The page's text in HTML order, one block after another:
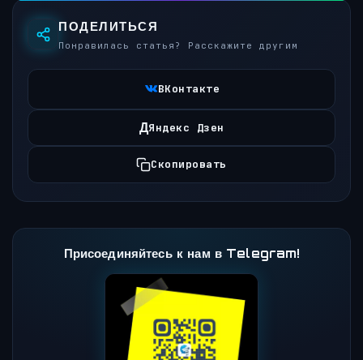
ПОДЕЛИТЬСЯ
Понравилась статья? Расскажите другим
ВКонтакте
ДЯндекс Дзен
Скопировать
Присоединяйтесь к нам в Telegram!